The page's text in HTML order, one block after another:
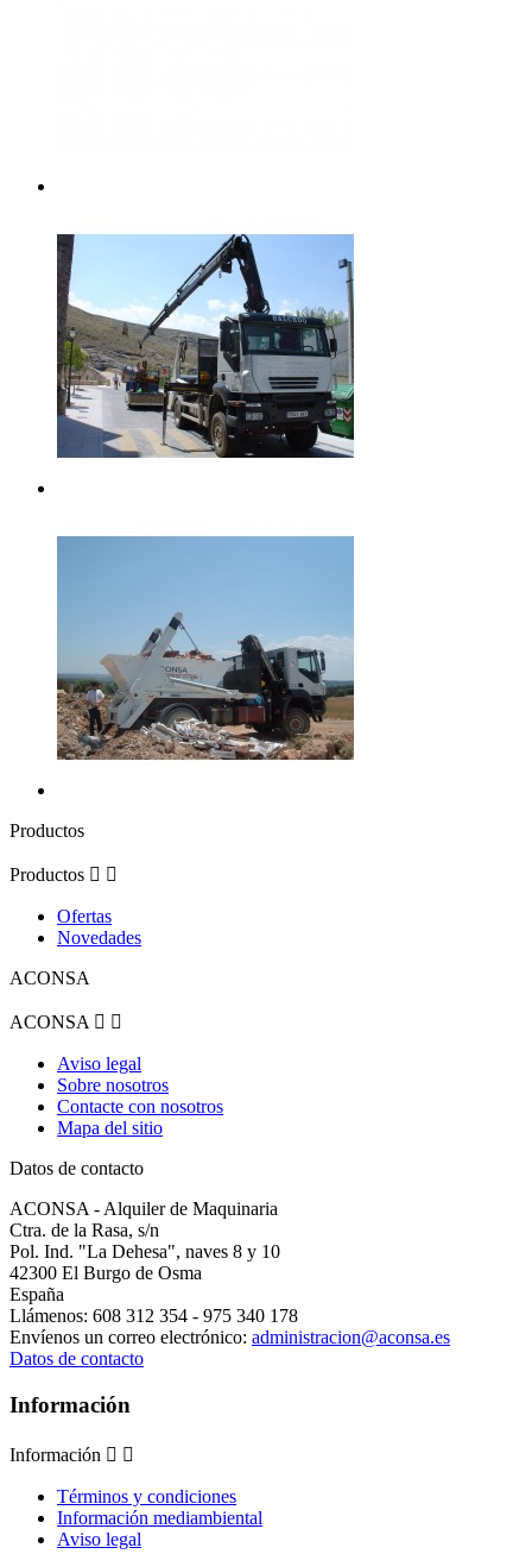
Productos
Productos  
Ofertas
Novedades
ACONSA
ACONSA  
Aviso legal
Sobre nosotros
Contacte con nosotros
Mapa del sitio
Datos de contacto
ACONSA - Alquiler de Maquinaria
Ctra. de la Rasa, s/n
Pol. Ind. "La Dehesa", naves 8 y 10
42300 El Burgo de Osma
España
Llámenos: 608 312 354 - 975 340 178
Envíenos un correo electrónico: administracion@aconsa.es
Datos de contacto
Información
Información  
Términos y condiciones
Información mediambiental
Aviso legal